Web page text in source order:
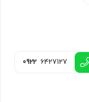
0922 6427127